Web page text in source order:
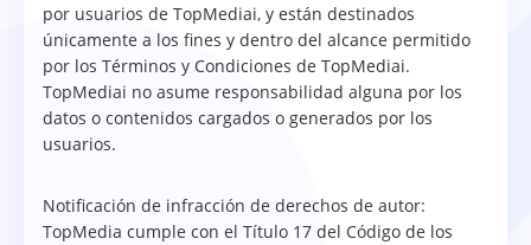
por usuarios de TopMediai, y están destinados
únicamente a los fines y dentro del alcance permitido
por los Términos y Condiciones de TopMediai.
TopMediai no asume responsabilidad alguna por los
datos o contenidos cargados o generados por los
usuarios.
Notificación de infracción de derechos de autor:
TopMedia cumple con el Título 17 del Código de los